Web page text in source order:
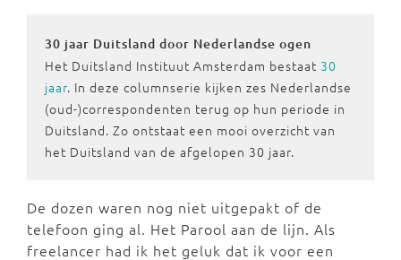
30 jaar Duitsland door Nederlandse ogen
Het Duitsland Instituut Amsterdam bestaat 30
jaar. In deze columnserie kijken zes Nederlandse
(oud-)correspondenten terug op hun periode in
Duitsland. Zo ontstaat een mooi overzicht van
het Duitsland van de afgelopen 30 jaar.
De dozen waren nog niet uitgepakt of de
telefoon ging al. Het Parool aan de lijn. Als
freelancer had ik het geluk dat ik voor een